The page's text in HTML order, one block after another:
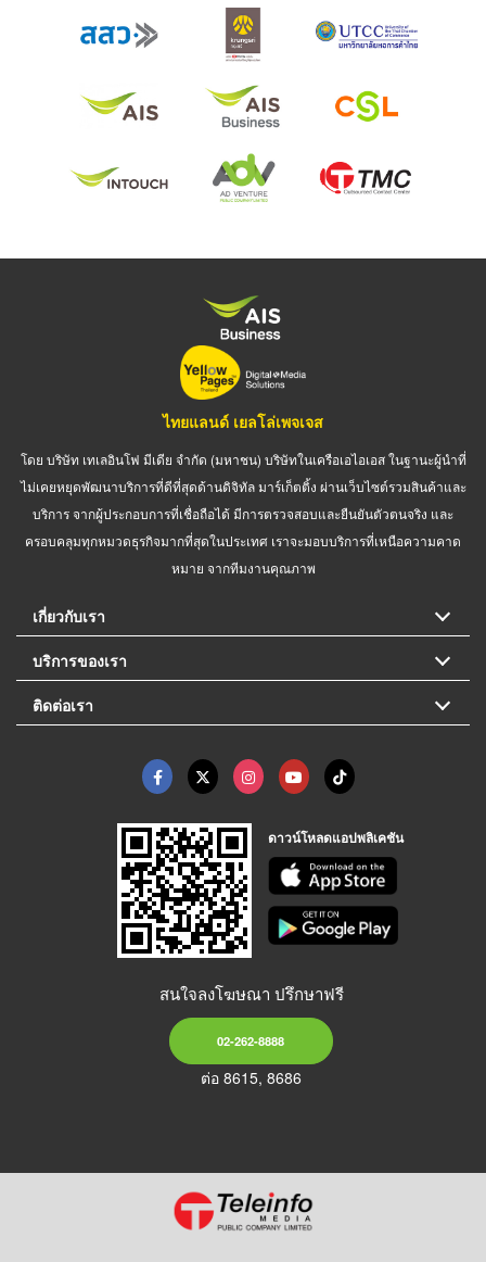
ไทยแลนด์ เยลโล่เพจเจส
โดย บริษัท เทเลอินโฟ มีเดีย จำกัด (มหาชน) บริษัทในเครือเอไอเอส ในฐานะผู้นำที่
ไม่เคยหยุดพัฒนาบริการที่ดีที่สุดด้านดิจิทัล มาร์เก็ตติ้ง ผ่านเว็บไซต์รวมสินค้าและ
บริการ จากผู้ประกอบการที่เชื่อถือได้ มีการตรวจสอบและยืนยันตัวตนจริง และ
ครอบคลุมทุกหมวดธุรกิจมากที่สุดในประเทศ เราจะมอบบริการที่เหนือความคาด
หมาย จากทีมงานคุณภาพ
เกี่ยวกับเรา
บริการของเรา
ติดต่อเรา
ดาวน์โหลดแอปพลิเคชัน
สนใจลงโฆษณา ปรึกษาฟรี
02-262-8888
ต่อ 8615, 8686